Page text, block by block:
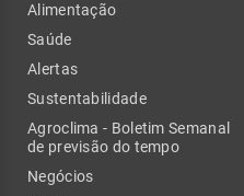
Alimentação
Saúde
Alertas
Sustentabilidade
Agroclima - Boletim Semanal
de previsão do tempo
Negócios